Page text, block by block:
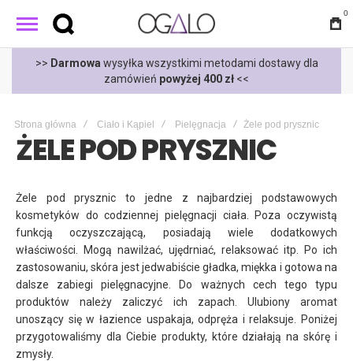
0
>> Darmowa wysyłka wszystkimi metodami dostawy dla
zamówień powyżej 400 zł <<
Strona główna Ciało i Kąpiel Pielęgnacja Żele pod prysznic
ŻELE POD PRYSZNIC
Żele pod prysznic to jedne z najbardziej podstawowych
kosmetyków do codziennej pielęgnacji ciała. Poza oczywistą
funkcją oczyszczającą, posiadają wiele dodatkowych
właściwości. Mogą nawilżać, ujędrniać, relaksować itp. Po ich
zastosowaniu, skóra jest jedwabiście gładka, miękka i gotowa na
dalsze zabiegi pielęgnacyjne. Do ważnych cech tego typu
produktów należy zaliczyć ich zapach. Ulubiony aromat
unoszący się w łazience uspakaja, odpręża i relaksuje. Poniżej
przygotowaliśmy dla Ciebie produkty, które działają na skórę i
zmysły.